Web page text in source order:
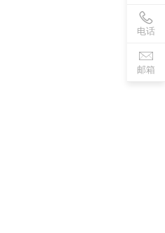
电话
邮箱